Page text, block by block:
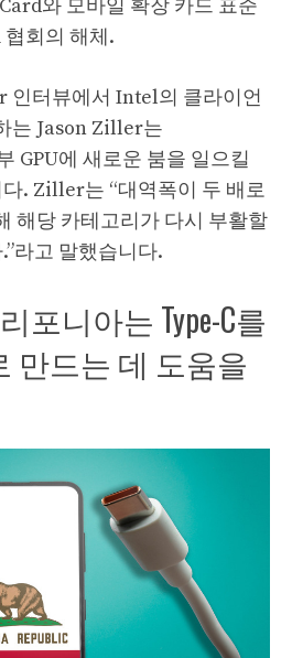
와 모바일 확장 카드 표준
협회의 해체.
인터뷰에서 Intel의 클라이언
는 Jason Ziller는
GPU에 새로운 붐을 일으킬
. Ziller는 “대역폭이 두 배로
해당 카테고리가 다시 부활할
라고 말했습니다.
포니아는 Type-C를
만드는 데 도움을